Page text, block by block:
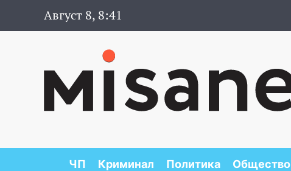
Август 8, 8:41
ЧП Криминал Политика Общество